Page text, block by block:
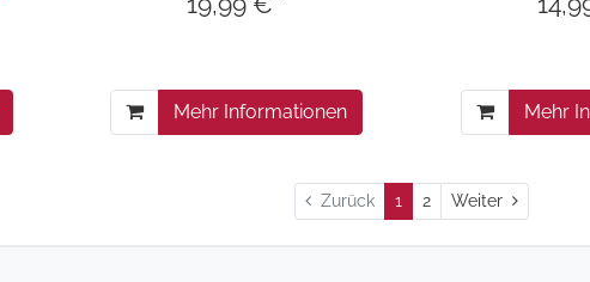
Mehr Informationen Mehr
Zurück 1 2 Weiter Weiter